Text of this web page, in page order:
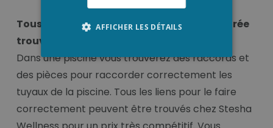
Tous les raccords pour votre piscine intégrée
trouvez- vous ici !
Dans une piscine vous trouverez des raccords et
des pièces pour raccorder correctement les
tuyaux de la piscine. Tous les liens pour le faire
correctement peuvent être trouvés chez Stesha
AFFICHER LES DÉTAILS